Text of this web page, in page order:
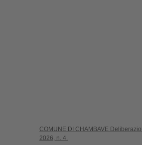
COMUNE DI CHAMBAVE
2026, n. 4.